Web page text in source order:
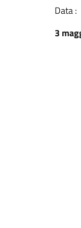
Data :
3